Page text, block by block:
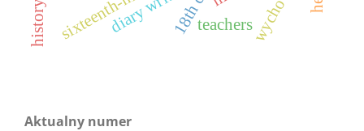
teachers
Aktualny numer